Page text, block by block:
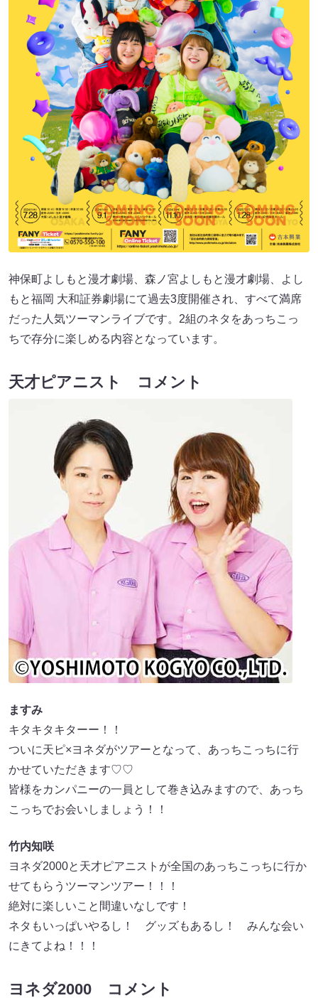
神保町よしもと漫才劇場、森ノ宮よしもと漫才劇場、よし
もと福岡 大和証券劇場にて過去3度開催され、すべて満席
だった人気ツーマンライブです。2組のネタをあっちこっ
ちで存分に楽しめる内容となっています。
天才ピアニスト コメント
ますみ
キタキタキターー！！
ついに天ピ×ヨネダがツアーとなって、あっちこっちに行
かせていただきます♡♡
皆様をカンパニーの一員として巻き込みますので、あっち
こっちでお会いしましょう！！
竹内知咲
ヨネダ2000と天才ピアニストが全国のあっちこっちに行か
せてもらうツーマンツアー！！！
絶対に楽しいこと間違いなしです！
ネタもいっぱいやるし！ グッズもあるし！ みんな会い
にきてよね！！！
ヨネダ2000 コメント